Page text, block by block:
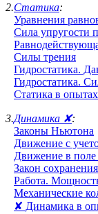
2.Статика:
Уравнения
Сила упругости
Силы трения
Гидростатика.
Гидростатика.
Статика в опытах
3.Динамика ✘:
Законы Ньютона
Движение с
Движение в поле
Закон
Работа.
Механические
✘ Динамика в